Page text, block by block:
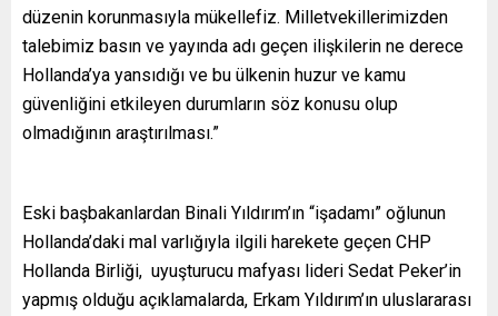
düzenin korunmasıyla mükellefiz. Milletvekillerimizden
talebimiz basın ve yayında adı geçen ilişkilerin ne derece
Hollanda’ya yansıdığı ve bu ülkenin huzur ve kamu
güvenliğini etkileyen durumların söz konusu olup
olmadığının araştırılması.”
Eski başbakanlardan Binali Yıldırım’ın “işadamı” oğlunun
Hollanda’daki mal varlığıyla ilgili harekete geçen CHP
Hollanda Birliği, uyuşturucu mafyası lideri Sedat Peker’in
yapmış olduğu açıklamalarda, Erkam Yıldırım’ın uluslararası